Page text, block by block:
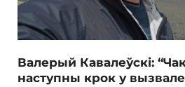
Валерый Кавалеўскі:
наступны крок у